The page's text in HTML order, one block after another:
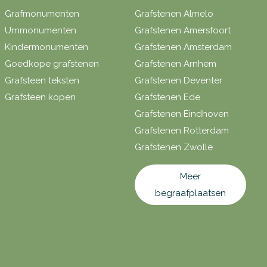
Grafmonumenten
Urnmonumenten
Kindermonumenten
Goedkope grafstenen
Grafsteen teksten
Grafsteen kopen
Grafstenen Almelo
Grafstenen Amersfoort
Grafstenen Amsterdam
Grafstenen Arnhem
Grafstenen Deventer
Grafstenen Ede
Grafstenen Eindhoven
Grafstenen Rotterdam
Grafstenen Zwolle
Meer
begraafplaatsen